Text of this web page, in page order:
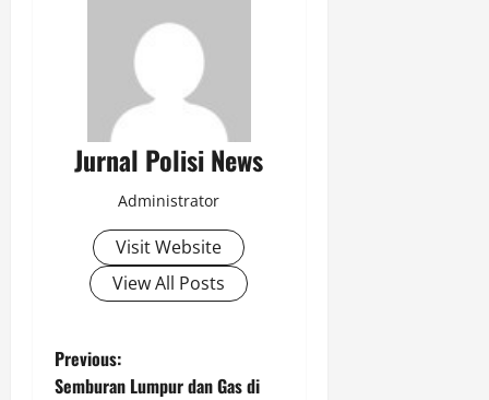
Jurnal Polisi News
Administrator
Visit Website
View All Posts
P
Previous:
Semburan Lumpur dan Gas di